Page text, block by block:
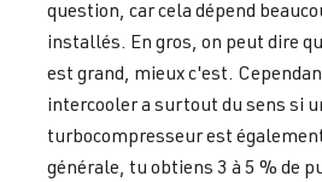
question, car cela dépend
installés. En gros, on peut dire
est grand, mieux c'est.
intercooler a surtout du sens si
turbocompresseur est
générale, tu obtiens 3 à 5 % de